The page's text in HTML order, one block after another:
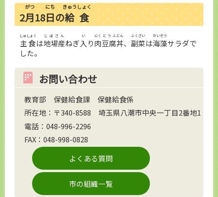
2月
がつ
18日
にち
の給食
きゅうしょく
主食
しゅしょく
は地場産
じばさん
ねぎ入
い
り肉
にく
豆腐
どうふ
丼
どん
、 副菜
ふくさい
は海藻
かいそう
サラダで
した。
お問い合わせ
教育部 保健給食課 保健給食係
所在地：〒340-8588 埼玉県八潮市中央一丁目2番地1
電話：048-996-2296
FAX：048-998-0828
よくある質問
市の組織一覧